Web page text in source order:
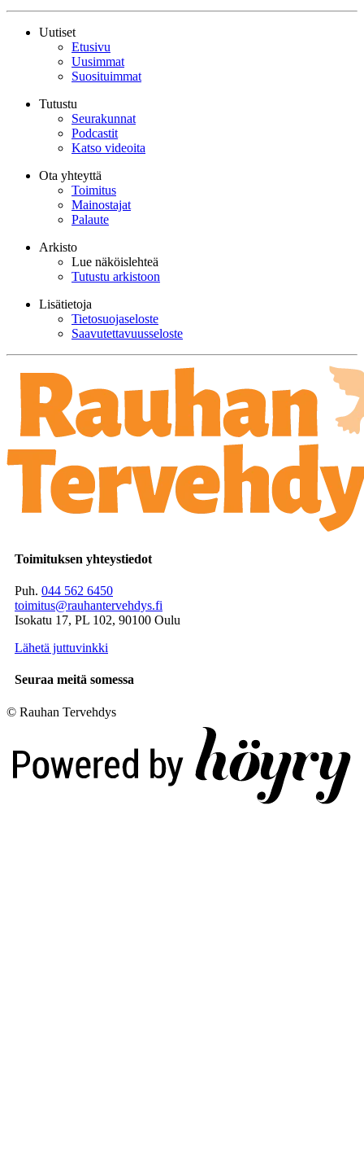
Uutiset
Etusivu
Uusimmat
Suosituimmat
Tutustu
Seurakunnat
Podcastit
Katso videoita
Ota yhteyttä
Toimitus
Mainostajat
Palaute
Arkisto
Lue näköislehteä
Tutustu arkistoon
Lisätietoja
Tietosuojaseloste
Saavutettavuusseloste
Toimituksen yhteystiedot
Puh. 044 562 6450
toimitus@rauhantervehdys.fi
Isokatu 17, PL 102, 90100 Oulu
Lähetä juttuvinkki
Seuraa meitä somessa
© Rauhan Tervehdys